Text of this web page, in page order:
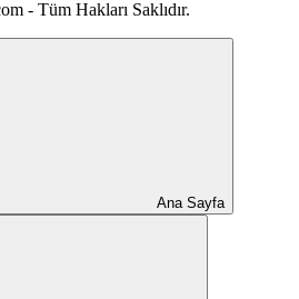
- Tüm Hakları Saklıdır.
Ana Sayfa